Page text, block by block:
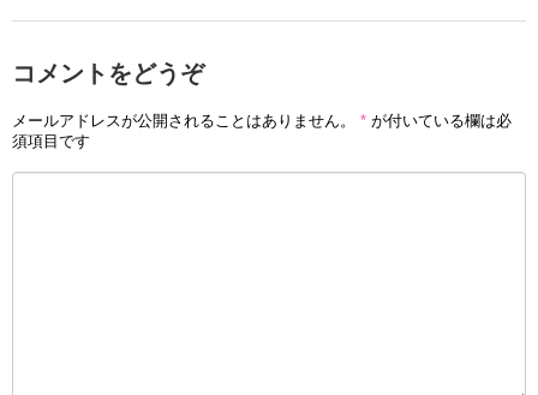
コメントをどうぞ
メールアドレスが公開されることはありません。 * が付いている欄は必
須項目です